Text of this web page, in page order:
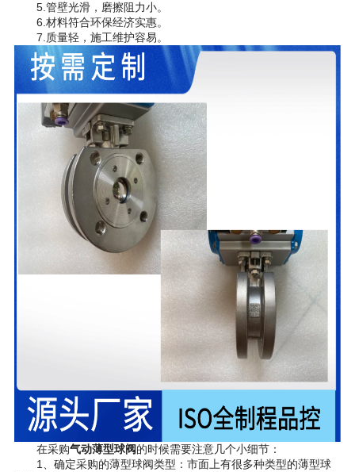
5.管壁光滑，磨擦阻力小。
6.材料符合环保经济实惠。
7.质量轻，施工维护容易。
在采购气动薄型球阀的时候需要注意几个小细节：
1、确定采购的薄型球阀类型：市面上有很多种类型的薄型球